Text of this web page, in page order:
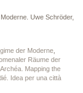
Uwe Schröder,
der Moderne
Räume der
Archéa. Mapping the
Idea per una città